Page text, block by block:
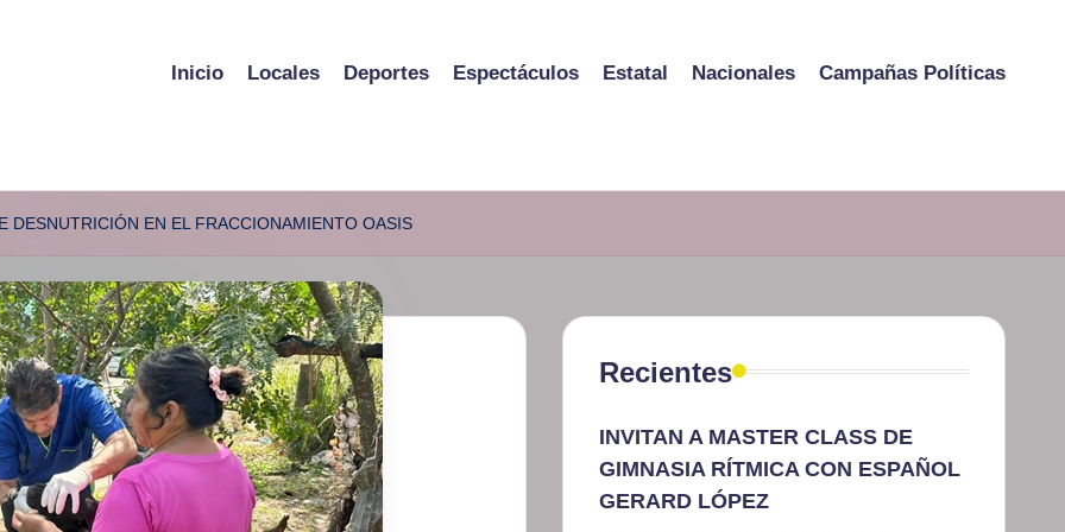
Inicio Locales Deportes Espectáculos Estatal Nacionales Campañas Políticas
DESNUTRICIÓN EN EL FRACCIONAMIENTO OASIS
Recientes
INVITAN A MASTER CLASS DE
GIMNASIA RÍTMICA CON ESPAÑOL
GERARD LÓPEZ